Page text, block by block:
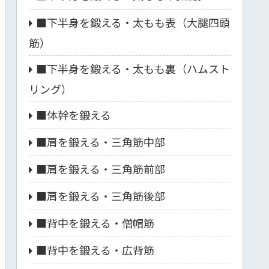
■下半身を鍛える・太もも表（大腿四頭
筋）
■下半身を鍛える・太もも裏（ハムスト
リング）
■体幹を鍛える
■肩を鍛える・三角筋中部
■肩を鍛える・三角筋前部
■肩を鍛える・三角筋後部
■背中を鍛える・僧帽筋
■背中を鍛える・広背筋